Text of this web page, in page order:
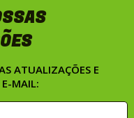
ATUALIZAÇÕES E
MAIL: